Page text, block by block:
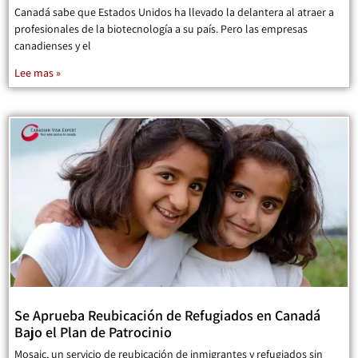
Canadá sabe que Estados Unidos ha llevado la delantera al atraer a
profesionales de la biotecnología a su país. Pero las empresas
canadienses y el
Lee mas »
Se Aprueba Reubicación de Refugiados en Canadá
Bajo el Plan de Patrocinio
Mosaic, un servicio de reubicación de inmigrantes y refugiados sin